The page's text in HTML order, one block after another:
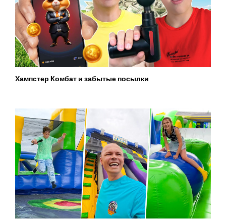
Хампстер Комбат и забытые посылки